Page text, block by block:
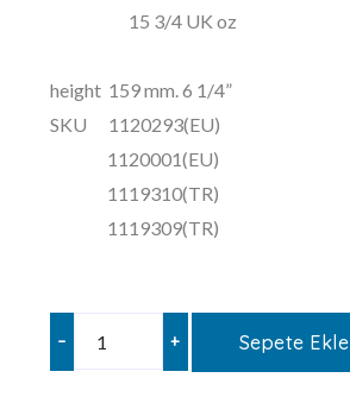
15 3/4 UK oz
height 159 mm. 6 1/4”
SKU 1120293(EU)
1120001(EU)
1119310(TR)
1119309(TR)
– + Sepete Ekle